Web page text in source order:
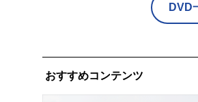
DVD
おすすめコンテンツ